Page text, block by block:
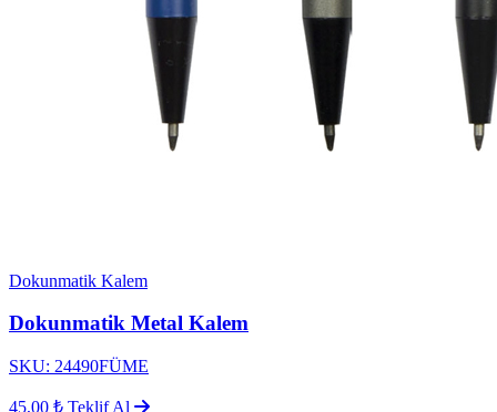
Dokunmatik Kalem
Dokunmatik Metal Kalem
SKU: 24490FÜME
45,00 ₺ Teklif Al